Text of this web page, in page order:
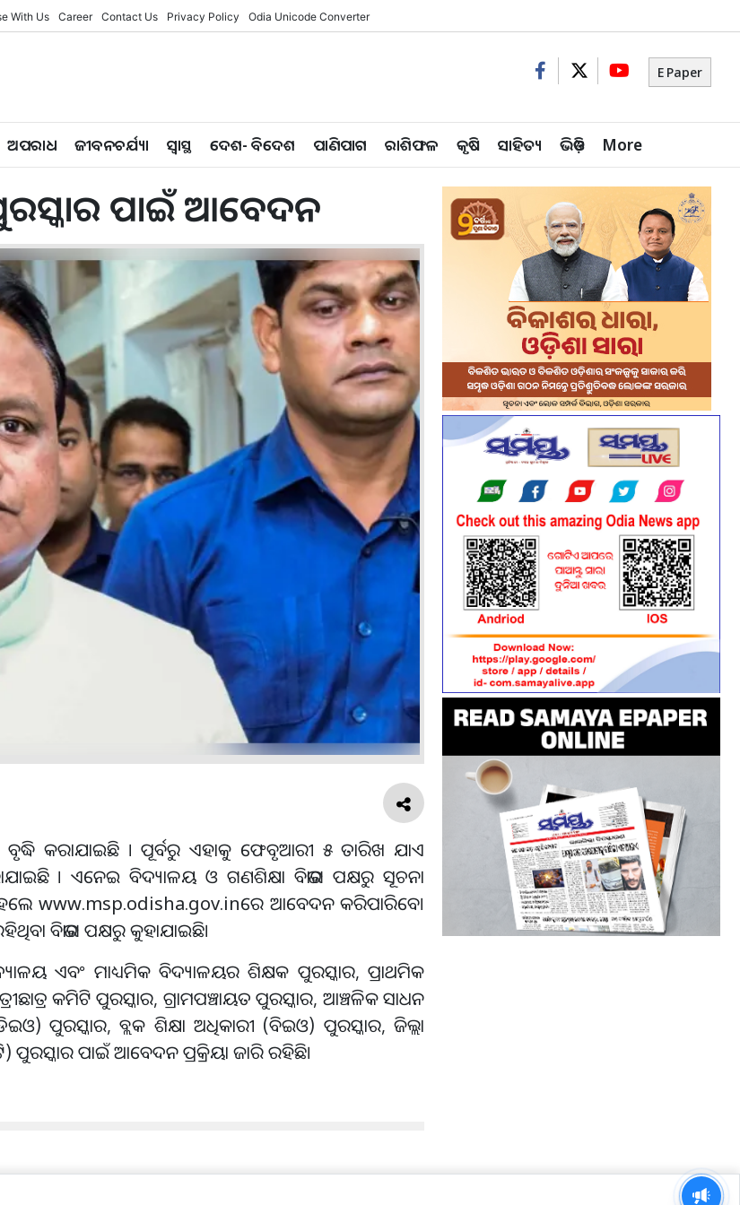
With Us Career Contact Us Privacy Policy Odia Unicode Converter
E Paper
ଅପରାଧ ଜୀବନଚର୍ଯ୍ୟା ସ୍ୱାସ୍ଥ ଦେଶ- ବିଦେଶ ପାଣିପାଗ ରାଶିଫଳ କୃଷି ସାହିତ୍ୟ ଭିଡ଼ିଓ More
ପୁରସ୍କାର ପାଇଁ ଆବେଦନ
ବୃଦ୍ଧି କରାଯାଇଛି । ପୂର୍ବରୁ ଏହାକୁ ଫେବୃଆରୀ ୫ ତାରିଖ ଯାଏ
। ଏନେଇ ବିଦ୍ୟାଳୟ ଓ ଗଣଶିକ୍ଷା ବିଭାଗ ପକ୍ଷରୁ ସୂଚନା
www.msp.odisha.gov.inରେ ଆବେଦନ କରିପାରିବେ।
ବିଭାଗ ପକ୍ଷରୁ କୁହାଯାଇଛି।
ଏବଂ ମାଧ୍ୟମିକ ବିଦ୍ୟାଳୟର ଶିକ୍ଷକ ପୁରସ୍କାର, ପ୍ରାଥମିକ
କମିଟି ପୁରସ୍କାର, ଗ୍ରାମପଞ୍ଚାୟତ ପୁରସ୍କାର, ଆଞ୍ଚଳିକ ସାଧନ
ପୁରସ୍କାର, ବ୍ଲକ ଶିକ୍ଷା ଅଧିକାରୀ (ବିଇଓ) ପୁରସ୍କାର, ଜିଲ୍ଲା
ପୁରସ୍କାର ପାଇଁ ଆବେଦନ ପ୍ରକ୍ରିୟା ଜାରି ରହିଛି।